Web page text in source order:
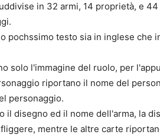
in 32 armi, 14 proprietà, e
pochssimo testo sia in inglese che
solo l'immagine del ruolo, per
riportano il nome del
personaggio.
il disegno ed il nome dell'arma, la
mentre le altre carte